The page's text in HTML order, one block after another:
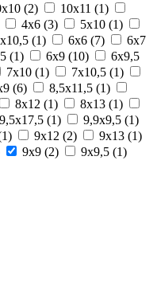
(2) 10х11 (1)
4х6 (3) 5х10 (1)
(1) 6х6 (7)
6х7
(1) 6х9 (10)
6х9,5
7х10 (1) 7х10,5 (1)
(6) 8,5х11,5 (1)
8х12 (1) 8х13 (1)
9,5х17,5 (1) 9,9х9,5 (1)
1) 9х12 (2) 9х13 (1)
9х9 (2) 9х9,5 (1)